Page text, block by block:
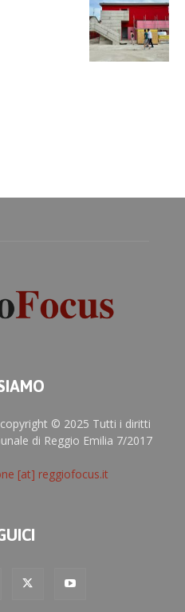
© 2025 Tutti i diritti
di Reggio Emilia 7/2017
[at] reggiofocus.it